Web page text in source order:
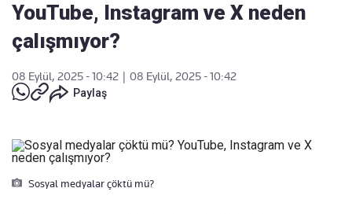
YouTube, Instagram ve X neden
çalışmıyor?
08 Eylül, 2025 - 10:42
08 Eylül, 2025 - 10:42
Paylaş
Sosyal medyalar çöktü mü?